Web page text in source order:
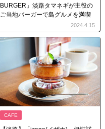
BURGER」淡路タマネギが主役の
ご当地バーガーで島グルメを満喫
2024.4.15
CAFE